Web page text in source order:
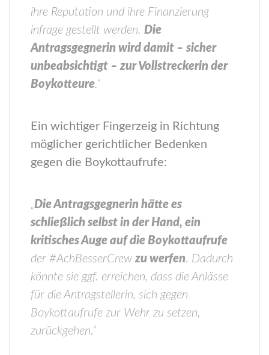
ihre Reputation und ihre Finanzierung
infrage gestellt werden. Die
Antragsgegnerin wird damit – sicher
unbeabsichtigt – zur Vollstreckerin der
Boykotteure.“
Ein wichtiger Fingerzeig in Richtung
möglicher gerichtlicher Bedenken
gegen die Boykottaufrufe:
„Die Antragsgegnerin hätte es
schließlich selbst in der Hand, ein
kritisches Auge auf die Boykottaufrufe
der #AchBesserCrewzu werfen. Dadurch
könnte sie ggf. erreichen, dass die Anlässe
für die Antragstellerin, sich gegen
Boykottaufrufe zur Wehr zu setzen,
zurückgehen.“